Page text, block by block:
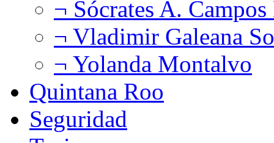
¬ Sócrates A.
¬ Vladimir Galeana
¬ Yolanda Montalvo
Quintana Roo
Seguridad